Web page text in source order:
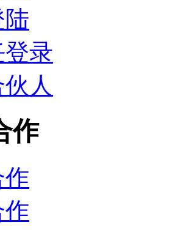
录
人
作